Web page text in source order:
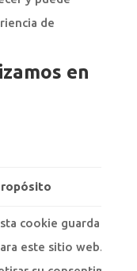
de
en
cookie guarda sus
este sitio web.